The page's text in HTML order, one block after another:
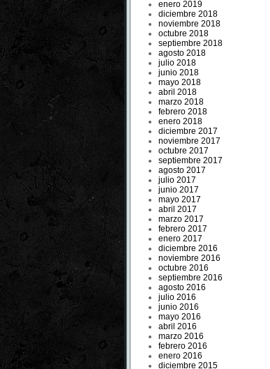
enero 2019
diciembre 2018
noviembre 2018
octubre 2018
septiembre 2018
agosto 2018
julio 2018
junio 2018
mayo 2018
abril 2018
marzo 2018
febrero 2018
enero 2018
diciembre 2017
noviembre 2017
octubre 2017
septiembre 2017
agosto 2017
julio 2017
junio 2017
mayo 2017
abril 2017
marzo 2017
febrero 2017
enero 2017
diciembre 2016
noviembre 2016
octubre 2016
septiembre 2016
agosto 2016
julio 2016
junio 2016
mayo 2016
abril 2016
marzo 2016
febrero 2016
enero 2016
diciembre 2015